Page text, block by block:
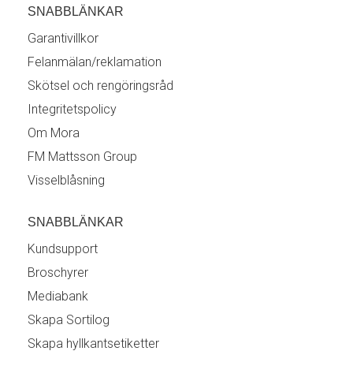
SNABBLÄNKAR
Garantivillkor
Felanmälan/reklamation
Skötsel och rengöringsråd
Integritetspolicy
Om Mora
FM Mattsson Group
Visselblåsning
SNABBLÄNKAR
Kundsupport
Broschyrer
Mediabank
Skapa Sortilog
Skapa hyllkantsetiketter